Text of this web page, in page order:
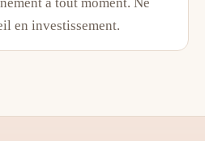
en investissement.